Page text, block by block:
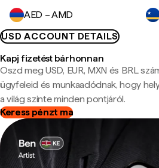
AED – AMD
USD ACCOUNT DETAILS
Kapj fizetést bárhonnan
Oszd meg USD, EUR, MXN és BRL
ügyfeleid és munkaadódnak, hogy
a világ szinte minden pontjáról.
Keress pénzt ma